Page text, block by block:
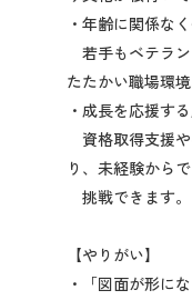
・年齢に関係な
若手もベテラ
たたかい職場環境
・成長を応援す
資格取得支援
り、未経験から
挑戦できます。
【やりがい】
・「図面が形に